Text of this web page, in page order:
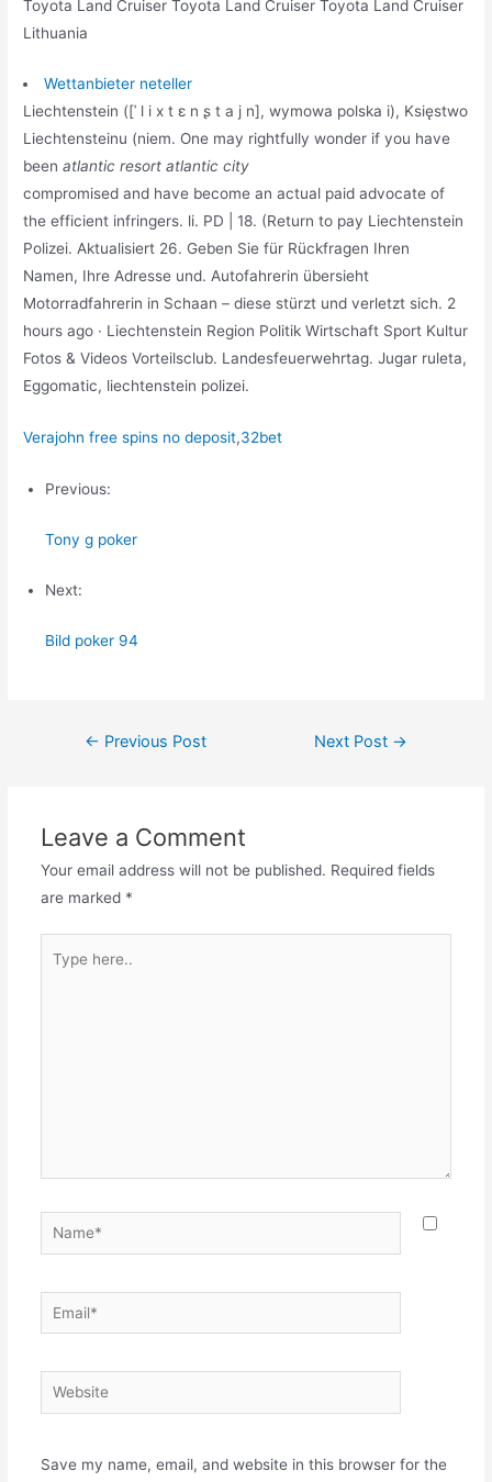
Toyota Land Cruiser Toyota Land Cruiser Toyota Land Cruiser
Lithuania
Wettanbieter neteller
Liechtenstein ([ˈ l i x t ɛ n ʂ t a j n], wymowa polska i), Księstwo
Liechtensteinu (niem. One may rightfully wonder if you have
beenatlantic resort atlantic city
compromised and have become an actual paid advocate of
the efficient infringers. li. PD | 18. (Return to pay Liechtenstein
Polizei. Aktualisiert 26. Geben Sie für Rückfragen Ihren
Namen, Ihre Adresse und. Autofahrerin übersieht
Motorradfahrerin in Schaan – diese stürzt und verletzt sich. 2
hours ago · Liechtenstein Region Politik Wirtschaft Sport Kultur
Fotos & Videos Vorteilsclub. Landesfeuerwehrtag. Jugar ruleta,
Eggomatic, liechtenstein polizei.
Verajohn free spins no deposit,32bet
Previous:
Tony g poker
Next:
Bild poker 94
Post← Previous Post Next Post →
Leave a Comment
Your email address will not be published. Required fields
are marked *
here..
Name*
Email*
Website
Save my name, email, and website in this browser for the